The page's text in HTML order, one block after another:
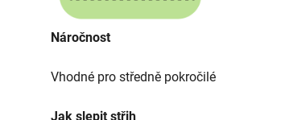
Náročnost
Vhodné pro středně pokročilé
Jak slepit střih